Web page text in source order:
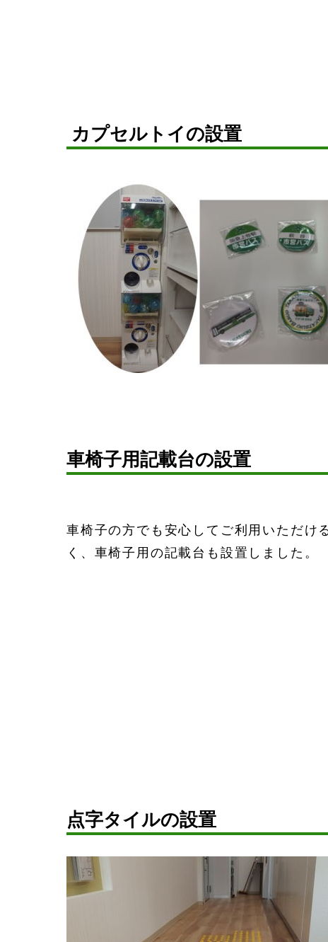
カプセルトイの設置
車椅子用記載台の設置
車椅子の方でも安心してご利用いただけ
く、車椅子用の記載台も設置しました。
点字タイルの設置